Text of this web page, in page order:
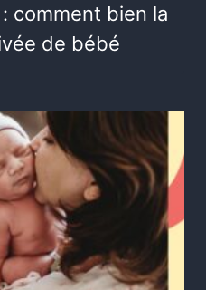
comment bien la
de bébé